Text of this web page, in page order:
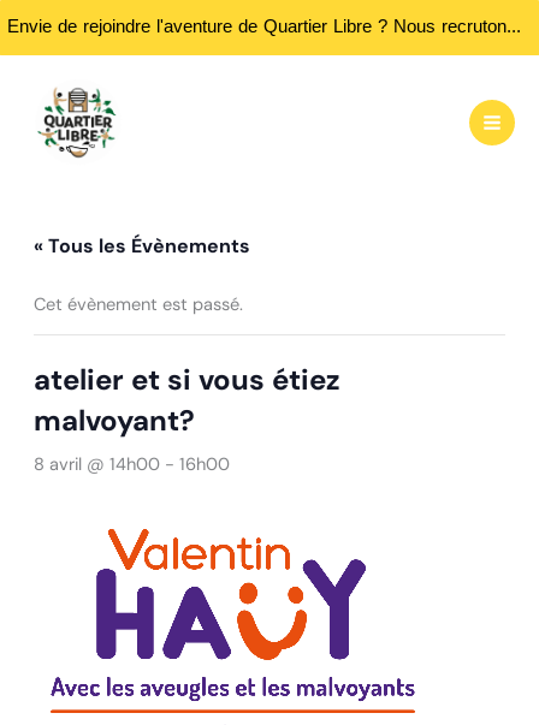
Envie de rejoindre l'aventure de Quartier Libre ? Nous recrutons des bénévoles ! Passez nous rencontrer aux heures d'ouvertures...
contenu
« Tous les Évènements
Cet évènement est passé.
atelier et si vous étiez
malvoyant?
8 avril @ 14h00- 16h00